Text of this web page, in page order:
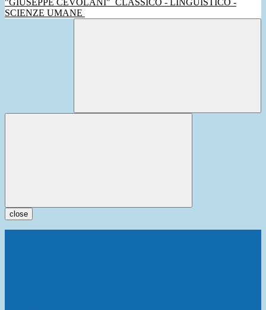
"GIUSEPPE CEVOLANI" CLASSICO - LINGUISTICO -
SCIENZE UMANE
close